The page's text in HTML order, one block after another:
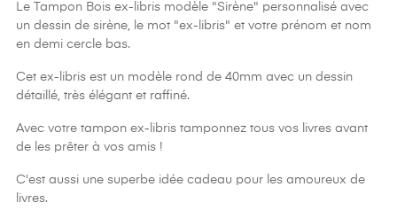
(2 avis)
Le Tampon Bois ex-libris modèle "Sirène" personnalisé avec
un dessin de sirène, le mot "ex-libris" et votre prénom et nom
en demi cercle bas.
Cet ex-libris est un modèle rond de 40mm avec un dessin
détaillé, très élégant et raffiné.
Avec votre tampon ex-libris tamponnez tous vos livres avant
de les prêter à vos amis !
C'est aussi une superbe idée cadeau pour les amoureux de
livres.